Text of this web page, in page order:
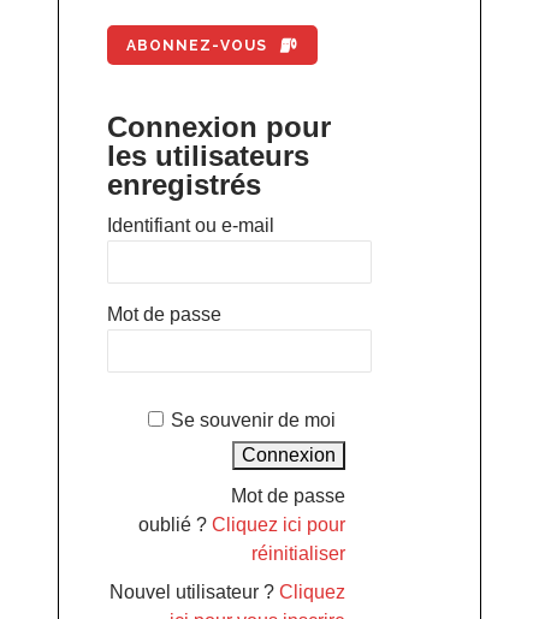
ABONNEZ-VOUS
Connexion pour
les utilisateurs
enregistrés
Identifiant ou e-mail
Mot de passe
Se souvenir de moi
Mot de passe
oublié ?Cliquez ici pour
réinitialiser
Nouvel utilisateur ?Cliquez